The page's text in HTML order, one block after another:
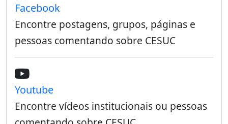
Facebook
Encontre postagens, grupos, páginas e
pessoas comentando sobre CESUC
Youtube
Encontre vídeos institucionais ou pessoas